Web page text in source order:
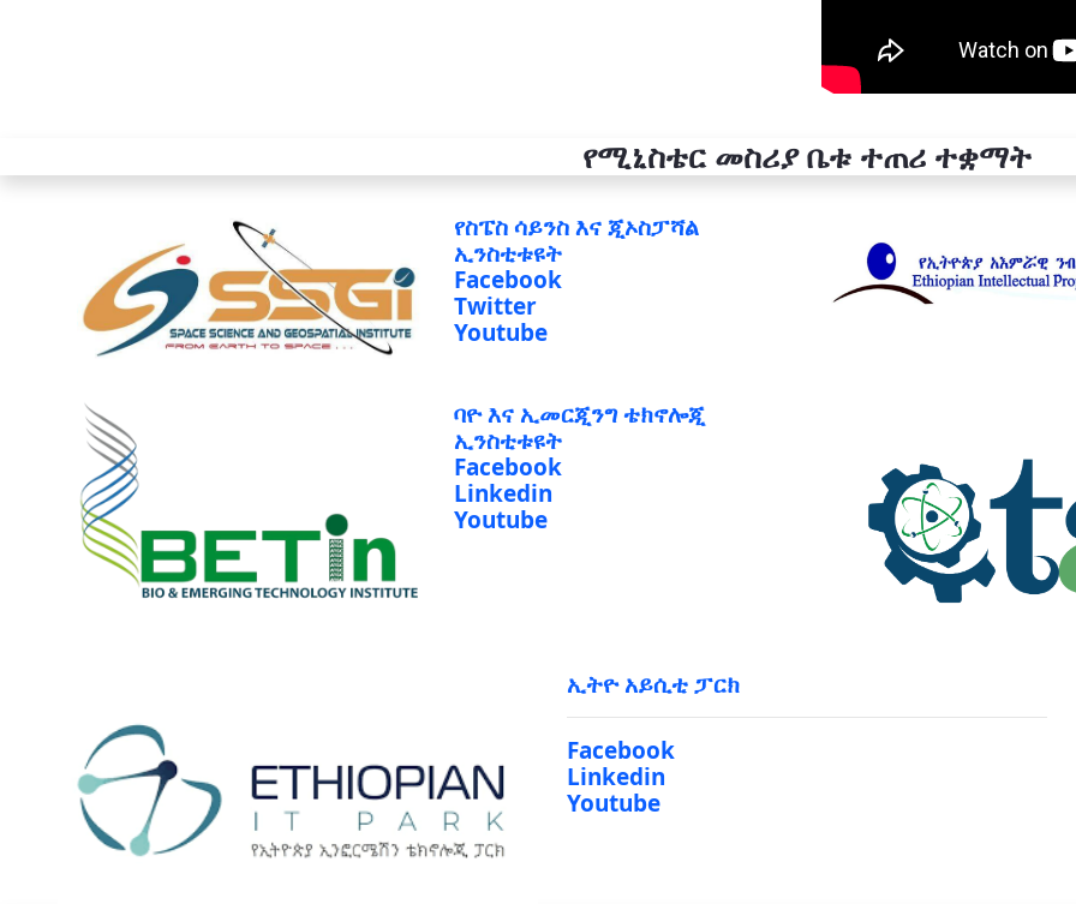
የሚኒስቴር መስሪያ ቤቱ ተጠሪ ተቋማት
የስፔስ ሳይንስ እና ጂኦስፓሻል
ኢንስቲቱዩት
Facebook
Twitter
Youtube
ባዮ እና ኢመርጂንግ ቴክኖሎጂ
ኢንስቲቱዩት
Facebook
Linkedin
Youtube
ኢትዮ አይሲቲ ፓርክ
Facebook
Linkedin
Youtube